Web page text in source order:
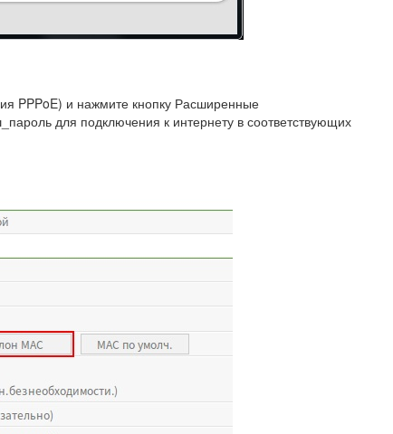
PPPoE) и нажмите кнопку Расширенные
для подключения к интернету в соответствующих